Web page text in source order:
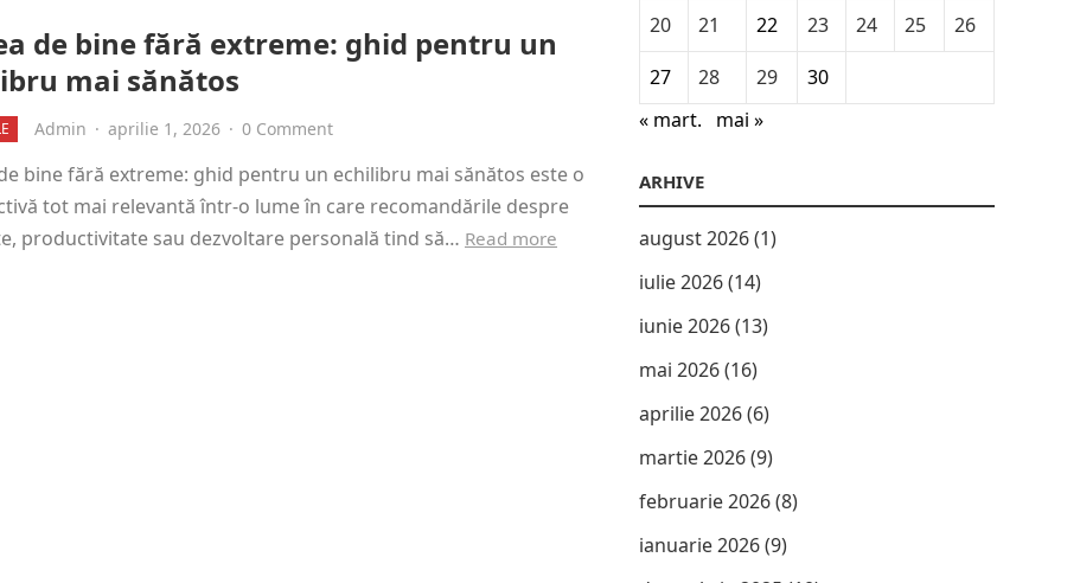
de bine fără extreme: ghid pentru un
mai sănătos
Admin · aprilie 1, 2026 · 0 Comment
bine fără extreme: ghid pentru un echilibru mai sănătos este o
tot mai relevantă într-o lume în care recomandările despre
productivitate sau dezvoltare personală tind să… Read more
20
21 22 23 24 25
26
27
28 29
30
« mart.
mai »
ARHIVE
august 2026(1)
iulie 2026(14)
iunie 2026(13)
mai 2026(16)
aprilie 2026(6)
martie 2026(9)
februarie 2026(8)
ianuarie 2026(9)